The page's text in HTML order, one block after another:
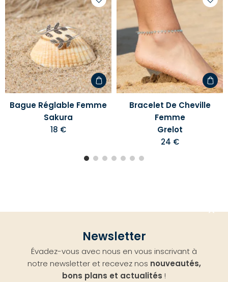
Ajouter
à
votre
liste
d'envies
Bague Réglable Femme
Sakura
18 €
liste
Bracelet De Cheville
Femme
Grelot
24 €
Newsletter
Évadez-vous avec nous en vous inscrivant à
notre newsletter et recevez nos nouveautés,
bons plans et actualités !